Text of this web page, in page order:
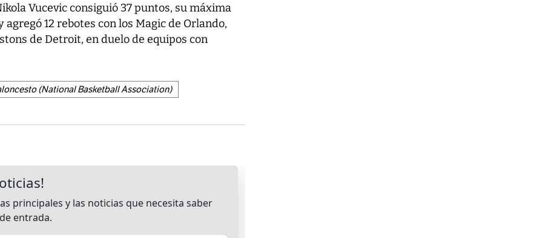
Vucevic consiguió 37 puntos, su máxima
12 rebotes con los Magic de Orlando,
de Detroit, en duelo de equipos con
(National Basketball Association)